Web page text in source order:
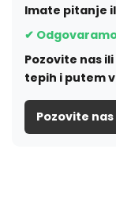
Imate pitanje
✔
Pozovite nas
tepih i putem
Pozovite nas